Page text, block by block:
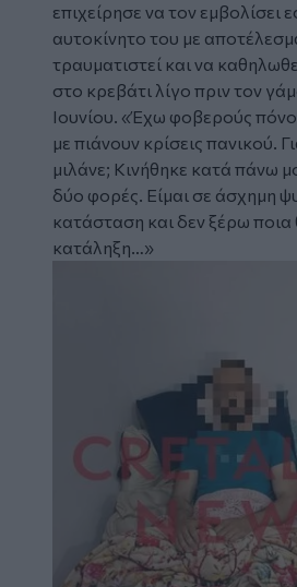
επιχείρησε να τον εμβολίσει
αυτοκίνητο του με
τραυματιστεί και να
στο κρεβάτι λίγο πριν τον
Ιουνίου. «Έχω φοβερούς
με πιάνουν κρίσεις πανικού.
μιλάνε; Κινήθηκε κατά πάνω
δύο φορές. Είμαι σε άσχημη
κατάσταση και δεν ξέρω ποια
κατάληξη…»